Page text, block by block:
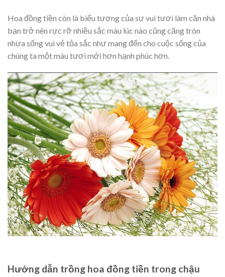
Hoa đồng tiền còn là biểu tượng của sự vui tươi làm căn nhà
bạn trở nên rực rỡ nhiều sắc màu lúc nào cũng căng tròn
nhựa sống vui vẻ tỏa sắc như mang đến cho cuộc sống của
chúng ta một màu tươi mới hơn hạnh phúc hơn.
Hướng dẫn trồng hoa đồng tiền trong chậu